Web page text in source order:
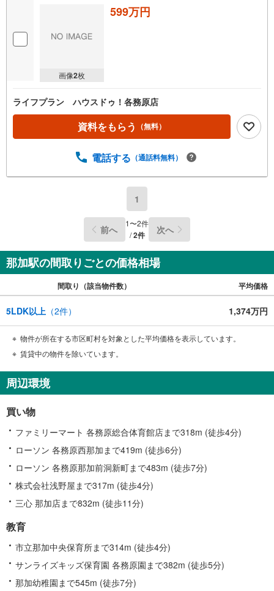
画像2枚
599万円
ライフプラン ハウスドゥ！各務原店
資料をもらう （無料）
電話する （通話料無料）
1
前へ 1〜2件
/2件 次へ
那加駅の間取りごとの価格相場
間取り（該当物件数） 平均価格
5LDK以上 （2件） 1,374万円
物件が所在する市区町村を対象とした平均価格を表示しています。
賃貸中の物件を除いています。
周辺環境
買い物
ファミリーマート 各務原総合体育館店まで318m (徒歩4分)
ローソン 各務原西那加まで419m (徒歩6分)
ローソン 各務原那加前洞新町まで483m (徒歩7分)
株式会社浅野屋まで317m (徒歩4分)
三心 那加店まで832m (徒歩11分)
教育
市立那加中央保育所まで314m (徒歩4分)
サンライズキッズ保育園 各務原園まで382m (徒歩5分)
那加幼稚園まで545m (徒歩7分)